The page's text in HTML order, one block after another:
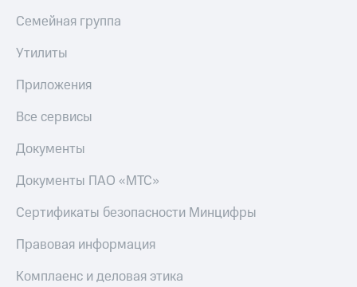
Семейная группа
Утилиты
Приложения
Все сервисы
Документы
Документы ПАО «МТС»
Сертификаты безопасности Минцифры
Правовая информация
Комплаенс и деловая этика